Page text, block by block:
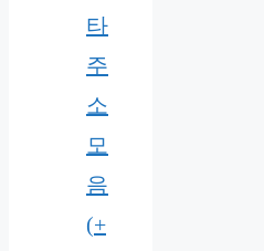
타
주
소
모
음
(+